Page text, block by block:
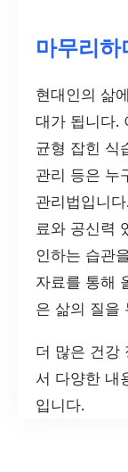
마무리하
현대인의 삶
대가 됩니다.
균형 잡힌 식
관리 등은 누
관리법입니
료와 공신력
인하는 습관
자료를 통해
은 삶의 질을
더 많은 건강
서 다양한 내
입니다.